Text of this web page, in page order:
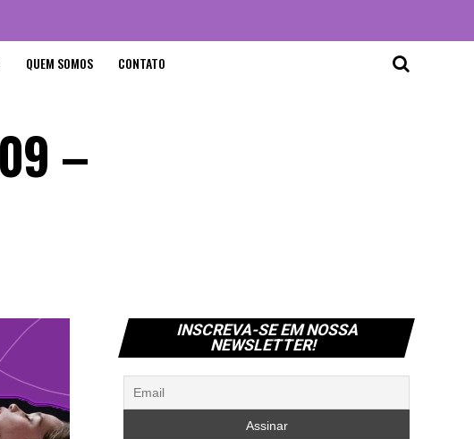
QUEM SOMOS CONTATO
–
INSCREVA-SE EM NOSSA
NEWSLETTER!